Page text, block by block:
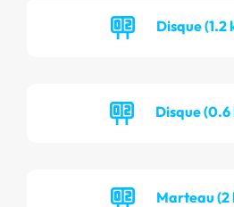
Disque (1.2
Disque (0.6
Marteau (2